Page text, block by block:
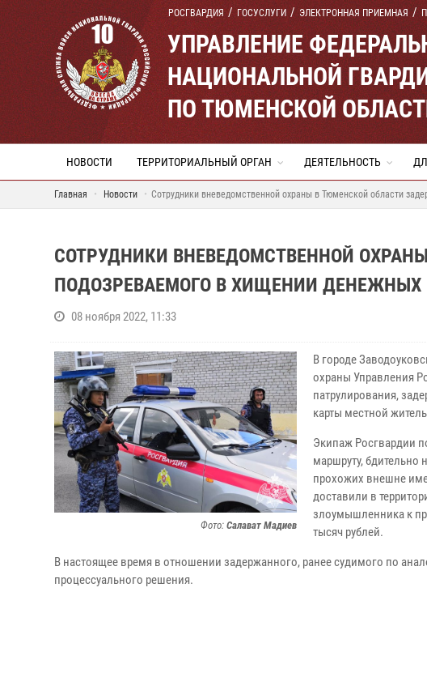
РОСГВАРДИЯ ГОСУСЛУГИ ЭЛЕКТРОННАЯ ПРИЕМНАЯ
УПРАВЛЕНИЕ
НАЦИОНАЛЬНОЙ
ПО ТЮМЕНСКОЙ
НОВОСТИ ТЕРРИТОРИАЛЬНЫЙ ОРГАН ДЕЯТЕЛЬНОСТЬ
Главная Новости Сотрудники вневедомственной охраны в Тюменской области
СОТРУДНИКИ ВНЕВЕДОМСТВЕННОЙ
ПОДОЗРЕВАЕМОГО В ХИЩЕНИИ ДЕНЕЖНЫХ
08 ноября 2022, 11:33
Фото: Салават Мадиев
В городе
охраны Управления
патрулирования,
карты местной
Экипаж Росгвардии
маршруту,
прохожих внешне
доставили в
злоумышленника к
тысяч рублей.
В настоящее время в отношении задержанного, ранее судимого по
процессуального решения.